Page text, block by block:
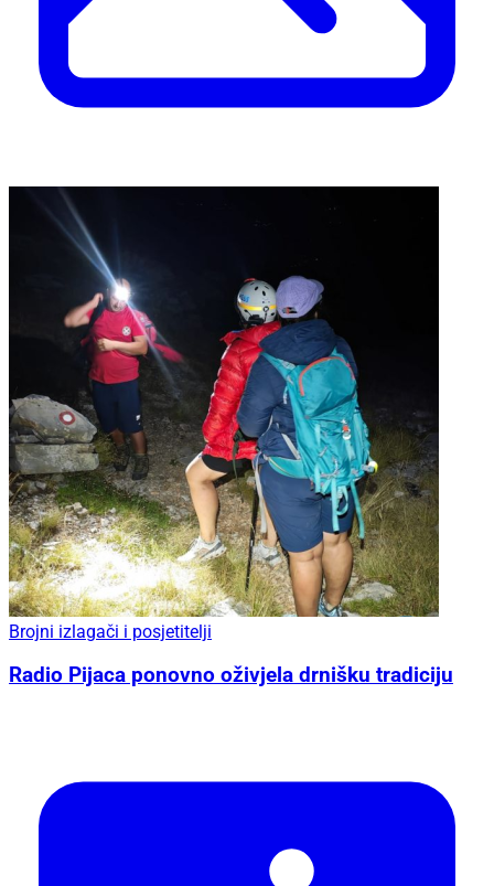
Brojni izlagači i posjetitelji
Radio Pijaca ponovno oživjela drnišku tradiciju